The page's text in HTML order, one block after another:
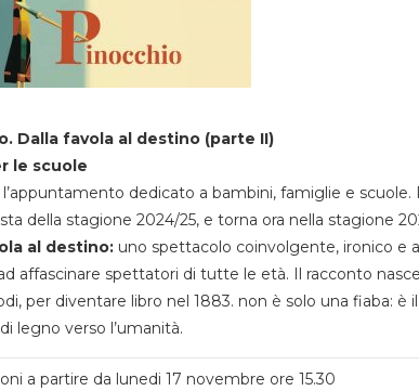
Dalla favola al destino (parte II)
le scuole
l’appuntamento dedicato a bambini, famiglie e
della stagione 2024/25, e torna ora nella stagione
al destino:uno spettacolo coinvolgente, ironico e
affascinare spettatori di tutte le età. Il racconto
per diventare libro nel 1883. non è solo una fiaba: è
legno verso l’umanità.
a partire da lunedi 17 novembre ore 15.30